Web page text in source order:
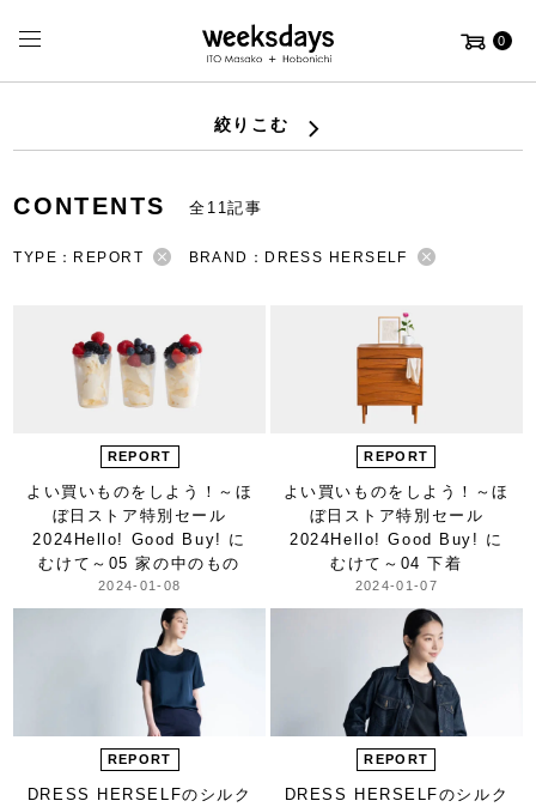
0
絞りこむ
CONTENTS 全11記事
TYPE：REPORT BRAND：DRESS HERSELF
REPORT
よい買いものをしよう！ ～ほ
ぼ日ストア特別セール
2024 Hello! Good Buy! に
むけて～ 05 家の中のもの
2024-01-08
REPORT
よい買いものをしよう！ ～ほ
ぼ日ストア特別セール
2024 Hello! Good Buy! に
むけて～ 04 下着
2024-01-07
REPORT
DRESS HERSELFのシルク
REPORT
DRESS HERSELFのシルク